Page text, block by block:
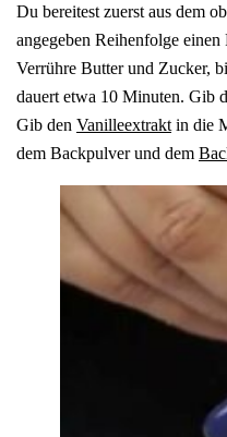
Du bereitest zuerst aus dem
angegeben Reihenfolge einen
Verrühre Butter und Zucker,
dauert etwa 10 Minuten. Gib
Gib den Vanilleextrakt in die
dem Backpulver und dem